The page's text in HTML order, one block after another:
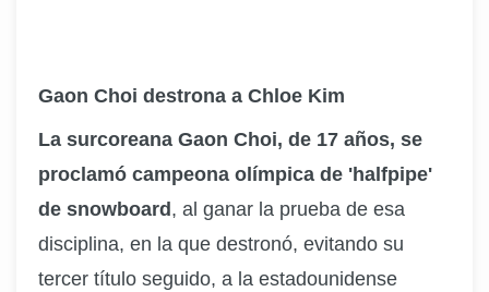
Gaon Choi destrona a Chloe Kim
La surcoreana Gaon Choi, de 17 años, se
proclamó campeona olímpica de 'halfpipe'
de snowboard, al ganar la prueba de esa
disciplina, en la que destronó, evitando su
tercer título seguido, a la estadounidense